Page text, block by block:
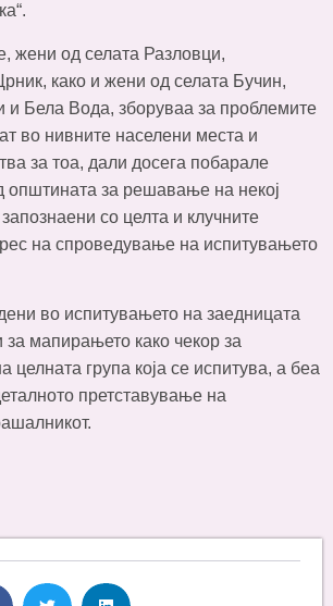
жени од селата Разловци,
како и жени од селата Бучин,
и Бела Вода, зборуваа за проблемите
во нивните населени места и
за тоа, дали досега побарале
општината за решавање на некој
со целта и клучните
на спроведување на испитувањето
во испитувањето на заедницата
за мапирањето како чекор за
целната група која се испитува, а беа
претставување на